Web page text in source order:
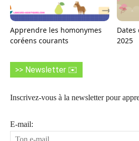
Apprendre les homonymes
coréens courants
Dates
2025
>> Newsletter ✉️
Inscrivez-vous à la newsletter pour
E-mail: